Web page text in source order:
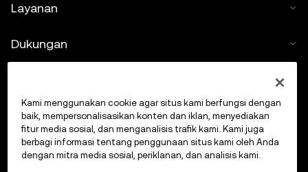
Layanan
Dukungan
Kalkulator kripto
Lakukan Trading
Kami menggunakan cookie agar situs kami berfungsi dengan
baik, mempersonalisasikan konten dan iklan, menyediakan
fitur media sosial, dan menganalisis trafik kami. Kami juga
berbagi informasi tentang penggunaan situs kami oleh Anda
dengan mitra media sosial, periklanan, dan analisis kami.